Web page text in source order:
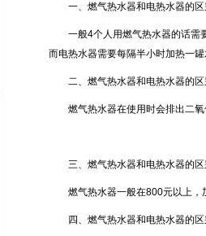
一、燃气热水器和电热水器的
一般4个人用燃气热水器的话需
而电热水器需要每隔半小时加热一罐
二、燃气热水器和电热水器的
燃气热水器在使用时会排出二
三、燃气热水器和电热水器的
燃气热水器一般在800元以上，
四、燃气热水器和电热水器的